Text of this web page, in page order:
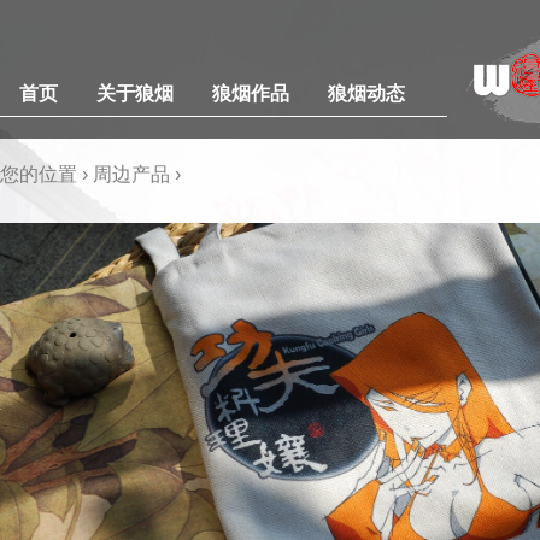
首页 关于狼烟 狼烟作品 狼烟动态
您的位置 › 周边产品 ›